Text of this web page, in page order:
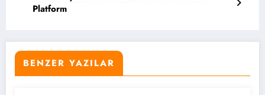
Platform
BENZER YAZILAR